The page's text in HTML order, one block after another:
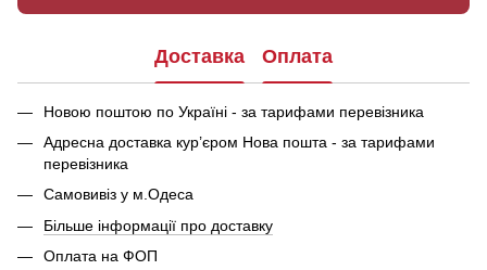
Доставка Оплата
Новою поштою по Україні - за тарифами перевізника
Адресна доставка кур’єром Нова пошта - за тарифами
перевізника
Самовивіз у м.Одеса
Більше інформації про доставку
Оплата на ФОП